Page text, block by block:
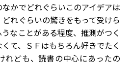
かでどれぐらいこのアイデアは
れぐらいの驚きをもって受けら
なことがある程度、推測がつく
て、ＳＦはもちろん好きでたく
れども、読書の中心にあったの